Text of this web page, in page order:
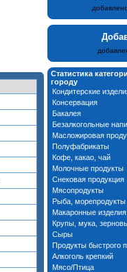
добавлено
Статистика
городу
Кондитерские
Консервация
Бакалея
Безалкогольные
Масложировая
Полуфабрикаты
Кофе, какао, чай
Молочные продукты
Снековая продукция
Мясопродукты
Рыба, морепродукты
Макаронные изделия
Крупы, мука,
Сыры
Продукты быстрого
Алкоголь крепкий
Мясо/Птица